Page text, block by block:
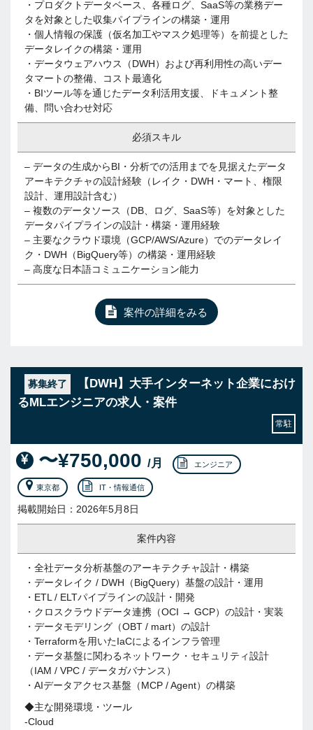
・プロダクトデータベース、各種ログ、SaaS等の業務デー
タを対象とした収集パイプラインの構築・運用
・個人情報の保護（仮名加工やマスク処理等）を前提とした
データレイクの構築・運用
・データウェアハウス（DWH）および再利用性の高いデー
タマートの整備、コスト最適化
・BIツール等を通じたデータ利活用支援、ドキュメント整
備、問い合わせ対応
必須スキル
– データの生成からBI・分析での活用までを見据えたデータ
アーキテクチャの設計経験（レイク・DWH・マート、権限
設計、運用設計含む）
– 複数のデータソース（DB、ログ、SaaS等）を対象とした
データパイプラインの設計・構築・運用経験
– 主要なクラウド環境（GCP/AWS/Azure）でのデータレイ
ク・DWH（BigQuery等）の構築・運用経験
– 高度な日本語コミュニケーション能力
案件の詳細をみる
募集終了
【DWH】大手インターネット企業におけ
るMLエンジニアの求人・案件
常駐
〜¥750,000 /月 エンジニア
東京都 IT・情報通信
掲載開始日：2026年5月8日
案件内容
・全社データ分析基盤のアーキテクチャ設計・構築
・データレイク / DWH（BigQuery）基盤の設計・運用
・ETL / ELTパイプラインの設計・開発
・クロスクラウドデータ連携（OCI → GCP）の設計・実装
・データモデリング（OBT / mart）の設計
・Terraformを用いたIaCによるインフラ管理
・データ基盤に関わるネットワーク・セキュリティ設計
（IAM / VPC / データガバナンス）
・AIデータアクセス基盤（MCP / Agent）の構築
◆主な開発環境・ツール
-Cloud